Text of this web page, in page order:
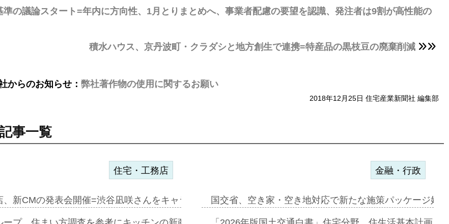
準の議論スタート=年内に方向性、1月とりまとめへ、事業者配慮の要望を認識、発注者は9割が高性能の
積水ハウス、京丹波町・クラダシと地方創生で連携=特産品の黒枝豆の廃棄削減
からのお知らせ： 弊社著作物の使用に関するお願い
2018年12月25日 住宅産業新聞社 編集部
事一覧
住宅・工務店
、新CMの発表会開催=渋谷凪咲さんをキャラクターに起用…
金融・行政
国交省、空き家・空き地対応で新たな施策パッケージ始